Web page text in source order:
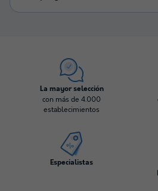
La mayor selección
con más de 4.000
establecimientos
Especialistas